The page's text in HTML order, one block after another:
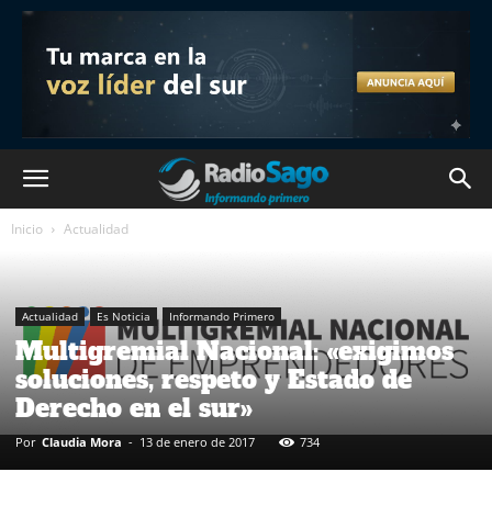
Inicio Actualidad
Actualidad Es Noticia Informando Primero
Multigremial Nacional: «exigimos
soluciones, respeto y Estado de
Derecho en el sur»
Por Claudia Mora - 13 de enero de 2017 734